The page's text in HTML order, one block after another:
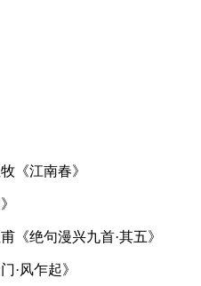
《江南春》
绝句漫兴九首·其五》
·风乍起》